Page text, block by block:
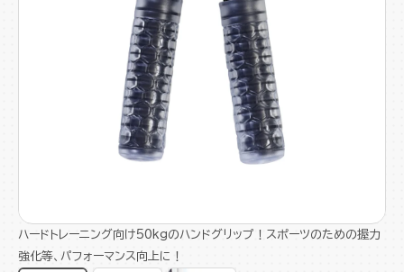
ハードトレーニング向け50kgのハンドグリップ！スポーツのための握力
強化等、パフォーマンス向上に！